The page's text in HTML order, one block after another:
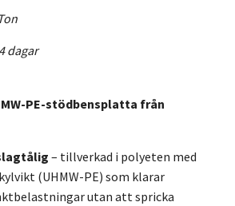
dagar
PE-stödbensplatta från
– tillverkad i polyeten med
(UHMW-PE) som klarar
utan att spricka